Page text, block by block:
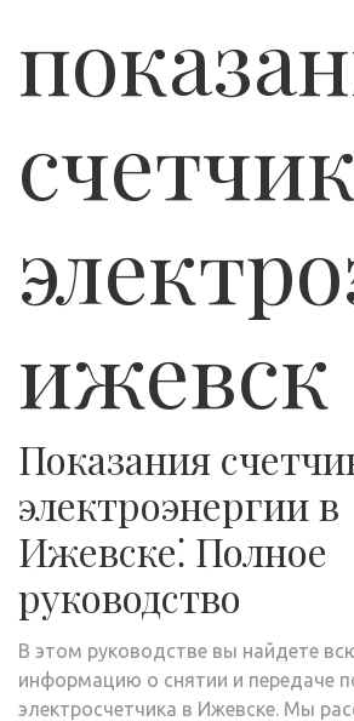
счетчик
ижевск
Показания
электроэнергии в
Ижевске⁚ Полное
руководство
В этом руководстве вы найдете
информацию о снятии и передаче
электросчетчика в Ижевске. Мы